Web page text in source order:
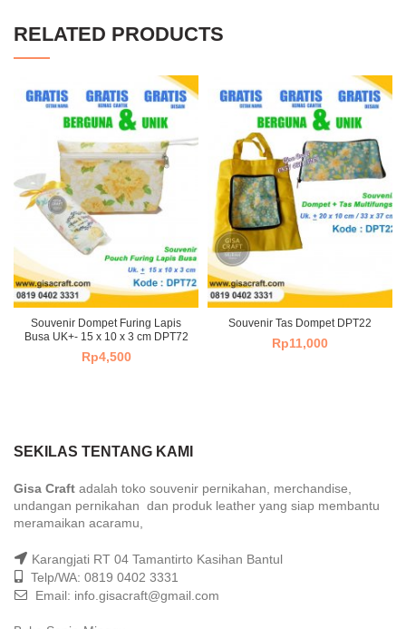
RELATED PRODUCTS
Souvenir Dompet Furing Lapis
Busa UK+- 15 x 10 x 3 cm DPT72
Rp4,500
Souvenir Tas Dompet DPT22
Rp11,000
SEKILAS TENTANG KAMI
Gisa Craft adalah toko souvenir pernikahan, merchandise,
undangan pernikahan dan produk leather yang siap membantu
meramaikan acaramu,
Karangjati RT 04 Tamantirto Kasihan Bantul
Telp/WA: 0819 0402 3331
Email: info.gisacraft@gmail.com